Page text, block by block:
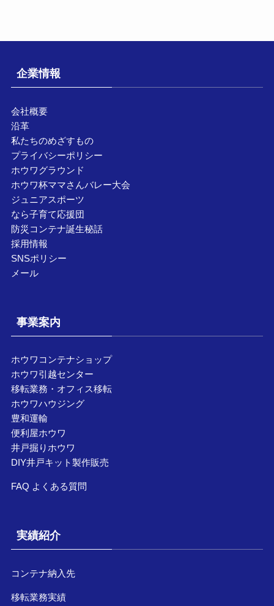
企業情報
会社概要
沿革
私たちのめざすもの
プライバシーポリシー
ホウワグラウンド
ホウワ杯ママさんバレー大会
ジュニアスポーツ
なら子育て応援団
防災コンテナ誕生秘話
採用情報
SNSポリシー
メール
事業案内
ホウワコンテナショップ
ホウワ引越センター
移転業務・オフィス移転
ホウワハウジング
豊和運輸
便利屋ホウワ
井戸掘りホウワ
DIY井戸キット製作販売
FAQ よくある質問
実績紹介
コンテナ納入先
移転業務実績